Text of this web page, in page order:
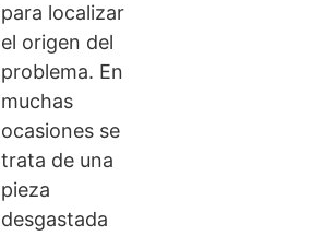
para localizar
el origen del
problema. En
muchas
ocasiones se
trata de una
pieza
desgastada